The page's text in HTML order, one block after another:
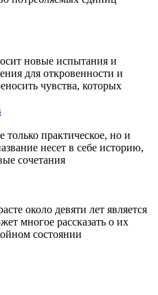
новые испытания и
для откровенности и
чувства, которых
практическое, но и
несет в себе историю,
сочетания
около девяти лет является
многое рассказать о их
состоянии